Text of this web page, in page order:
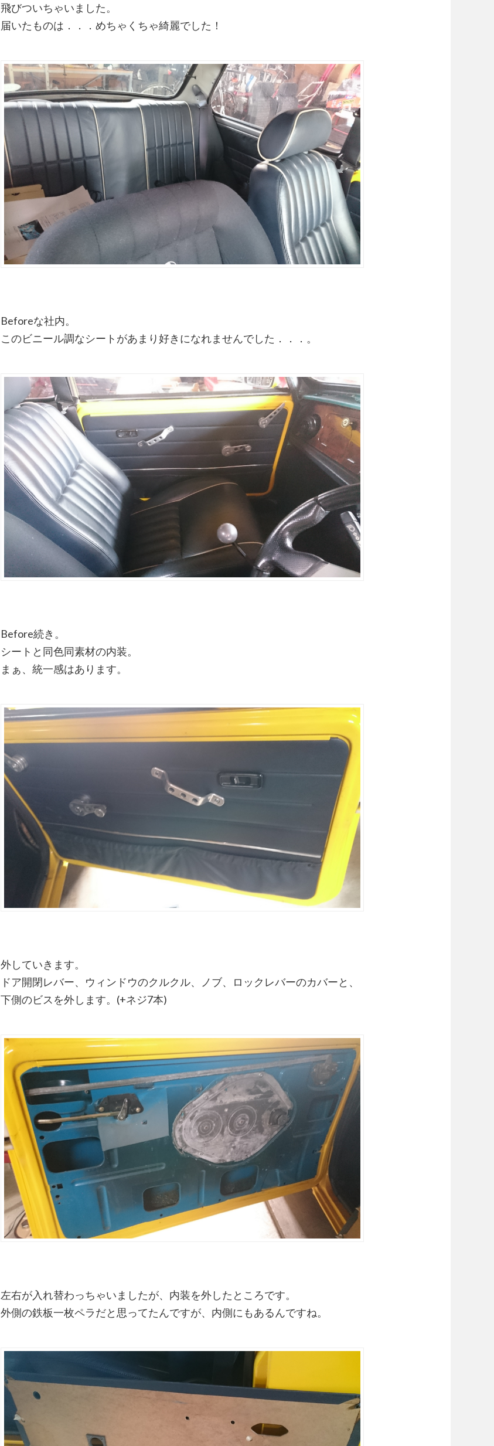
飛びついちゃいました。
届いたものは．．．めちゃくちゃ綺麗でした！
Beforeな社内。
このビニール調なシートがあまり好きになれませんでした．．．。
Before続き。
シートと同色同素材の内装。
まぁ、統一感はあります。
外していきます。
ドア開閉レバー、ウィンドウのクルクル、ノブ、ロックレバーのカバーと、
下側のビスを外します。(+ネジ7本)
左右が入れ替わっちゃいましたが、内装を外したところです。
外側の鉄板一枚ペラだと思ってたんですが、内側にもあるんですね。